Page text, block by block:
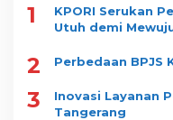
1
KPORI Serukan
Utuh demi
2 Perbedaan BPJS
3
Inovasi Layanan
Tangerang